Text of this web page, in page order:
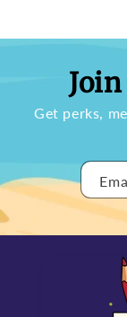
Get perks,